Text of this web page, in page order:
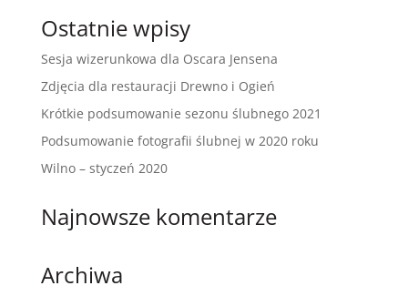
Ostatnie wpisy
Sesja wizerunkowa dla Oscara Jensena
Zdjęcia dla restauracji Drewno i Ogień
Krótkie podsumowanie sezonu ślubnego 2021
Podsumowanie fotografii ślubnej w 2020 roku
Wilno – styczeń 2020
Najnowsze komentarze
Archiwa